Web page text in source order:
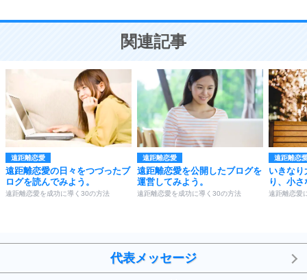
ことが大切。
関連記事
遠距離恋愛
遠距離恋愛の日々をつづったブ
ログを読んでみよう。
遠距離恋愛を成功に導く30の方法
遠距離恋愛
遠距離恋愛を公開したブログを
運営してみよう。
遠距離恋愛を成功に導く30の方法
遠距離恋
いきな
り、小
遠距離恋愛
代表メッセージ